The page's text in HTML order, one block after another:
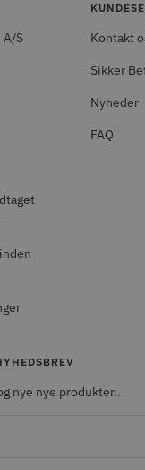
A/S
Kontakt
Sikker
Nyheder
FAQ
nye nye produkter..